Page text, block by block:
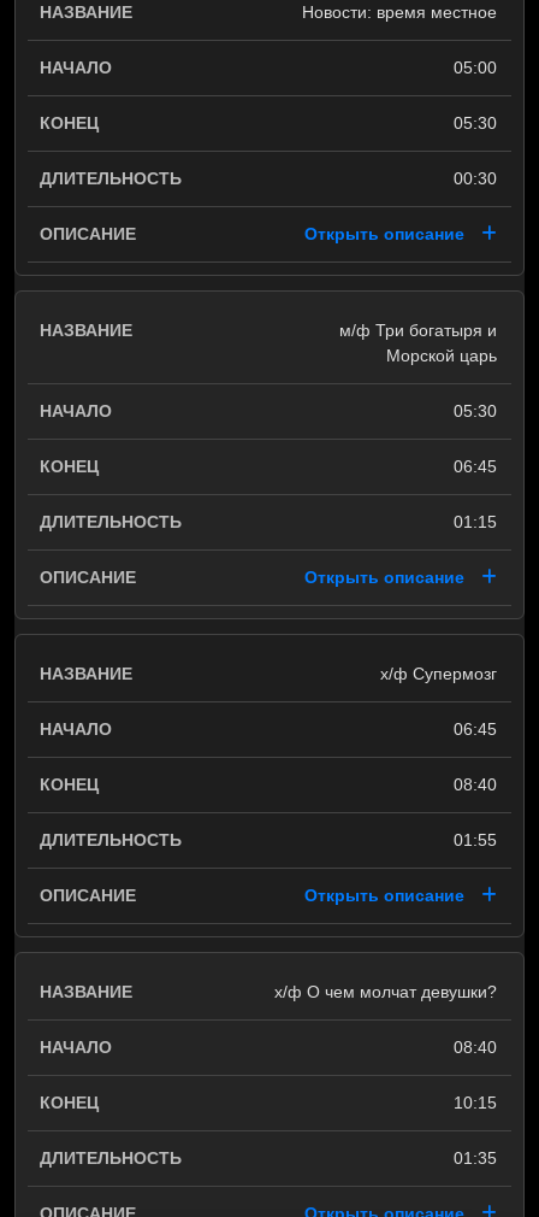
Новости: время местное
05:00
05:30
00:30
Открыть описание
м/ф Три богатыря и
Морской царь
05:30
06:45
01:15
Открыть описание
х/ф Супермозг
06:45
08:40
01:55
Открыть описание
х/ф О чем молчат девушки?
08:40
10:15
01:35